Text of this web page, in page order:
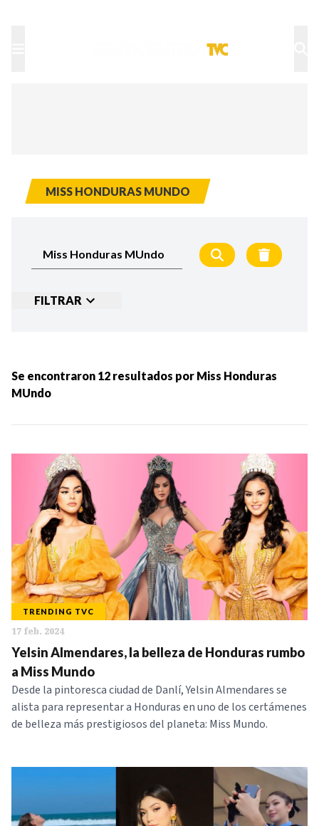
MISS HONDURAS MUNDO
FILTRAR
MÁS RECIENTES
IR
Categorias:
NOTICIAS
SERIES
Se encontraron 12 resultados por Miss Honduras
MUndo
TRENDING TVC
17 feb. 2024
Yelsin Almendares, la belleza de Honduras rumbo
a Miss Mundo
Desde la pintoresca ciudad de Danlí, Yelsin Almendares se
alista para representar a Honduras en uno de los certámenes
de belleza más prestigiosos del planeta: Miss Mundo.